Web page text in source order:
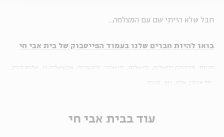
חבל שלא הייתי שם עם המצלמה...
בואו להיות חברים שלנו בעמוד הפייסבוק של בית אבי חי
עוד בבית אבי חי